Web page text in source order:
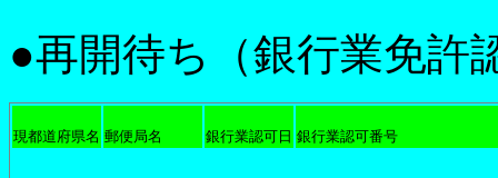
●再開待ち（銀行業免許
現都道府県名 郵便局名 銀行業認可日 銀行業認可番号